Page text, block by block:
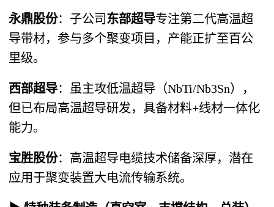
永鼎股份：子公司东部超导专注第二代高温超
导带材，参与多个聚变项目，产能正扩至百公
里级。
西部超导：虽主攻低温超导（NbTi/Nb3Sn），
但已布局高温超导研发，具备材料+线材一体化
能力。
宝胜股份：高温超导电缆技术储备深厚，潜在
应用于聚变装置大电流传输系统。